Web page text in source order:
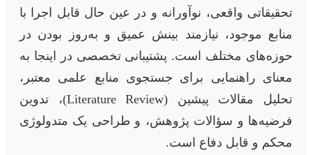
تحقیقاتی واقعی، نوآورانه و در عین حال قابل اجرا با
منابع موجود، نیازمند بینش عمیق و به‌روز بودن در
حوزه‌های مختلف است. پشتیبانی تخصصی در اینجا به
معنای راهنمایی برای جستجوی منابع علمی معتبر،
تحلیل مقالات پیشین (Literature Review)، تدوین
فرضیه‌ها و سؤالات پژوهش، و طراحی یک متدولوژی
محکم و قابل دفاع است.